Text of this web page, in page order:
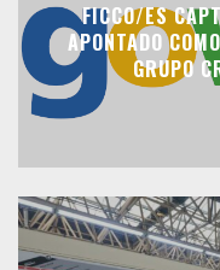
FICCO/ES
APONTADO
GRUPO